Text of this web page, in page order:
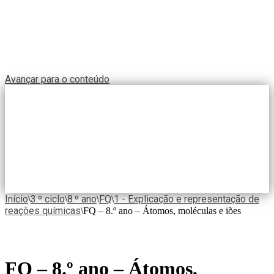
Avançar para o conteúdo
Início\3.º ciclo\8.º ano\FQ\1 - Explicação e representação de
reações químicas\FQ – 8.º ano – Átomos, moléculas e iões
FQ – 8.º ano – Átomos,